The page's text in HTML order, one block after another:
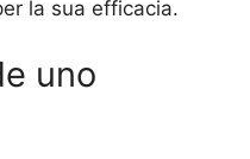
la sua efficacia.
uno